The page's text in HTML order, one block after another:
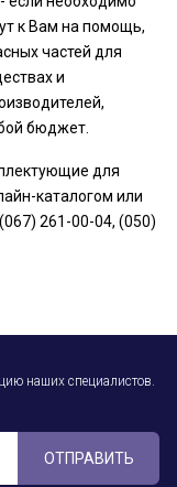
к Вам на помощь,
частей для
и
бюджет.
для
каталогом или
261-00-04, (050)
наших специалистов.
ОТПРАВИТЬ